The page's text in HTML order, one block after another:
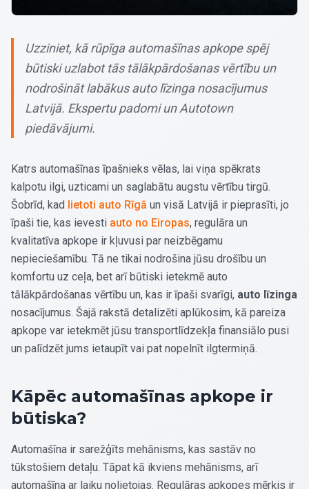
Uzziniet, kā rūpīga automašīnas apkope spēj
būtiski uzlabot tās tālākpārdošanas vērtību un
nodrošināt labākus auto līzinga nosacījumus
Latvijā. Ekspertu padomi un Autotown
piedāvājumi.
Katrs automašīnas īpašnieks vēlas, lai viņa spēkrats
kalpotu ilgi, uzticami un saglabātu augstu vērtību tirgū.
Šobrīd, kad lietoti auto Rīgā un visā Latvijā ir pieprasīti, jo
īpaši tie, kas ievesti auto no Eiropas, regulāra un
kvalitatīva apkope ir kļuvusi par neizbēgamu
nepieciešamību. Tā ne tikai nodrošina jūsu drošību un
komfortu uz ceļa, bet arī būtiski ietekmē auto
tālākpārdošanas vērtību un, kas ir īpaši svarīgi, auto līzinga
nosacījumus. Šajā rakstā detalizēti aplūkosim, kā pareiza
apkope var ietekmēt jūsu transportlīdzekļa finansiālo pusi
un palīdzēt jums ietaupīt vai pat nopelnīt ilgtermiņā.
Kāpēc automašīnas apkope ir
būtiska?
Automašīna ir sarežģīts mehānisms, kas sastāv no
tūkstošiem detaļu. Tāpat kā ikviens mehānisms, arī
automašīna ar laiku nolietojas. Regulāras apkopes mērķis ir